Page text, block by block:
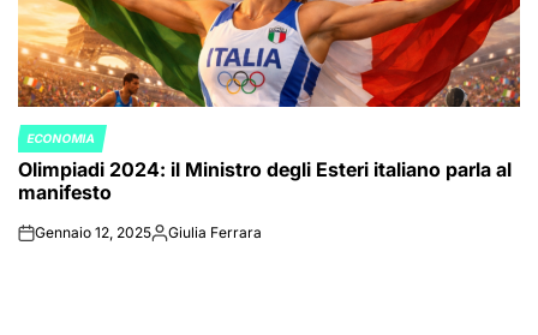
POSTED
IN
ECONOMIA
Olimpiadi 2024: il Ministro degli Esteri italiano parla al
manifesto
onGennaio 12, 2025Posted
Giulia Ferrara